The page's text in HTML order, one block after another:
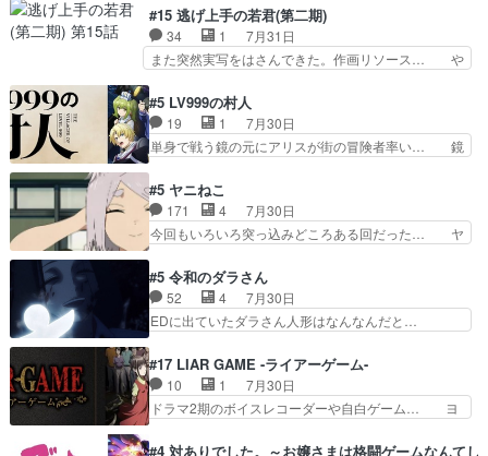
し良い話化け猫は油が好物… 今回はあかやし1体
のみで15分。金持ちの… 今更だけど霊が性行為
で祓えることは何とな…
人物が増えてわいわいしたところが好き… 初コミ
ティアで２０冊刷りは妥当だよね。俺… 藤森さん
のママ向けの漫画で、また涙腺が⋯… 〜漫画に
「想い」をこめよう｣娘に漫画であ… 何回この作
てコミティアっていいなあ。同… コミティア参加
のしおりを徹夜で作る先生(… お母さん、娘にあ
んな漫画描かれたら泣いち…
#15 逃げ上手の若君(第二期)
34 1
7月31日
また突然実写をはさんできた。作画リソース… や
歳まで童貞だと魔法使いになれるという… こっち
の諏訪の三大将もまたクセが強いw色… 頼重が完
全にブレーンだよね毎回敵キャラが… 弧次郎「欲
を我慢して強くなれるなら大飯食… 変化球な演出
ていただきました！最終的に… この高らかなDT
宣言、合田一人に通じるも… この作品は近年稀に
見るおっさんキャラの充…
#5 LV999の村人
19 1
7月30日
単身で戦う鏡の元にアリスが街の冒険者率い… 鏡
なががんばってくれたアリスの父ちゃん… 成長限
界が999である村人と定めた上位存… 大規模バト
ルシーンなのに会話してばっかり… やっぱり勇者
より強かったか笑統率力LV9… 普通の人間の親子
組みか‥Lv200帯の… そのために役割を超越する
者の出現させるた… アリスのお陰で他の勇者達も
共闘してくれ魔…
#5 ヤニねこ
171 4
7月30日
今回もいろいろ突っ込みどころある回だった… ヤ
ちゃんの恋愛話をしたり、タバコを生産… ここう
っすら思ったことズバリ言ってくれて… おかし
い、さわやかだ 世話好きの陰に支配… ヤクねこ
のクワガタ取りの話見て切なくなっ… 普段は選別
れww唐突な作画力の正… なんか今日はかなり一
瞬で終わっちまったっ… 先週と比べてまだまとも
に見えた。4話は過…
#5 令和のダラさん
52 4
7月30日
EDに出ていたダラさん人形はなんなんだと…
惨な過去がきっちり現代に継承されている… ダラ
さんと姉弟の母との出会いの話やはりダ… ダラさ
んの過去話も佳境…げに恐ろしいは人… 第５話感
想：２人の過剰な貢ぎ物?の礼とし… 第５話感
#17 LIAR GAME -ライアーゲーム-
10 1
7月30日
ドラマ2期のボイスレコーダーや自白ゲーム… ヨ
国の奴らも馬鹿が多いが、夜の国も同じ… ご視聴
#4 対ありでした。～お嬢さまは格闘ゲームなんてし